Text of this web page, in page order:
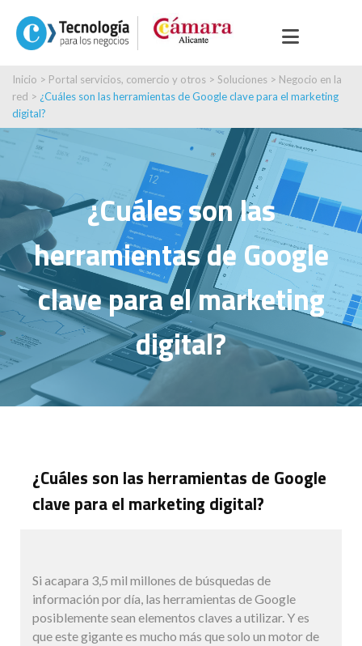
Inicio > Portal servicios, comercio y otros > Soluciones > Negocio en la
red > ¿Cuáles son las herramientas de Google clave para el marketing
digital?
¿Cuáles son las
herramientas de Google
clave para el marketing
digital?
¿Cuáles son las herramientas de Google
clave para el marketing digital?
Si acapara 3,5 mil millones de búsquedas de
información por día, las herramientas de Google
posiblemente sean elementos claves a utilizar. Y es
que este gigante es mucho más que solo un motor de